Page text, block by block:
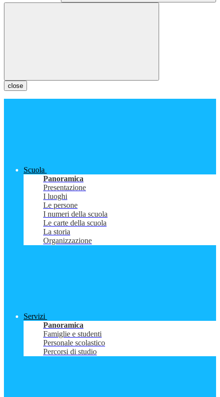
close
Scuola
Panoramica
Presentazione
I luoghi
Le persone
I numeri della scuola
Le carte della scuola
La storia
Organizzazione
Servizi
Panoramica
Famiglie e studenti
Personale scolastico
Percorsi di studio